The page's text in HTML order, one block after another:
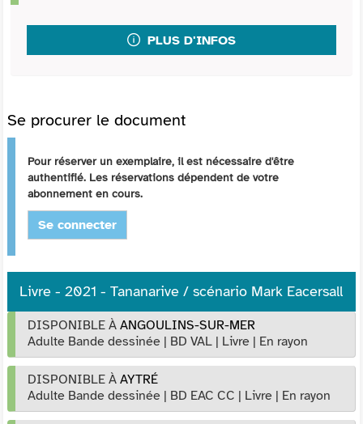
PLUS D'INFOS
Se procurer le document
Pour réserver un exemplaire, il est nécessaire d'être
authentifié. Les réservations dépendent de votre
abonnement en cours.
Se connecter
Livre - 2021 - Tananarive / scénario Mark Eacersall
DISPONIBLE À ANGOULINS-SUR-MER
Adulte Bande dessinée | BD VAL | Livre | En rayon
DISPONIBLE À AYTRÉ
Adulte Bande dessinée | BD EAC CC | Livre | En rayon